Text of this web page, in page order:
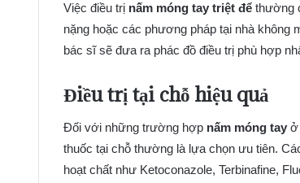
Việc điều trị nấm móng tay triệt để thường
nặng hoặc các phương pháp tại nhà không
bác sĩ sẽ đưa ra phác đồ điều trị phù hợp
Điều trị tại chỗ hiệu quả
Đối với những trường hợp nấm móng tay ở
thuốc tại chỗ thường là lựa chọn ưu tiên.
hoạt chất như Ketoconazole, Terbinafine,